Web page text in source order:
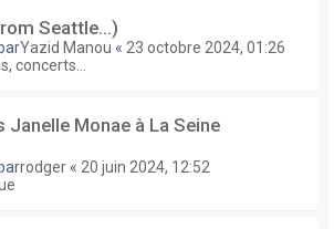
Seattle...)
Yazid Manou « 23 octobre 2024, 01:26
concerts...
Janelle Monae à La Seine
rodger « 20 juin 2024, 12:52